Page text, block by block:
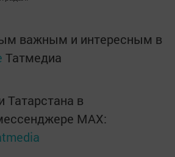
важным и интересным в
Татмедиа
Татарстана в
MАХ: